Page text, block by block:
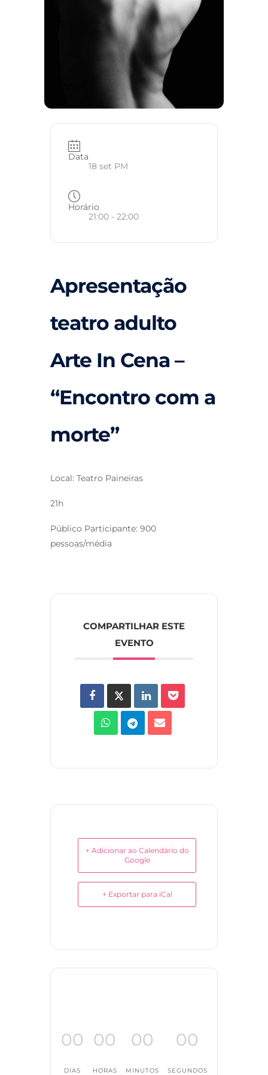
Data
18 set PM
Horário
21:00 - 22:00
Apresentação
teatro adulto
Arte In Cena –
“Encontro com a
morte”
Local: Teatro Paineiras
21h
Público Participante: 900
pessoas/média
COMPARTILHAR ESTE
EVENTO
+ Adicionar ao Calendário do
Google
+ Exportar para iCal
00
DIAS
00
HORAS
00
MINUTOS
00
SEGUNDOS